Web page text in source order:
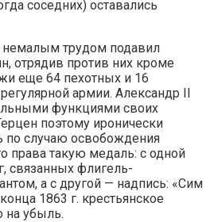
соседних) оставались
трудом подавил
отрядив против них кроме
еще 64 пехотных и 16
армии. Александр II
функциями своих
поэтому иронически
случаю освобождения
права такую медаль: с одной
связанных флигель-
а с другой — надпись: «Сим
1863 г. крестьянское
на убыль.